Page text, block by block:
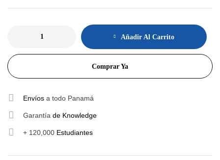
Añadir Al Carrito
Comprar Ya
Envíos a todo Panamá
Garantía de Knowledge
+ 120,000Estudiantes